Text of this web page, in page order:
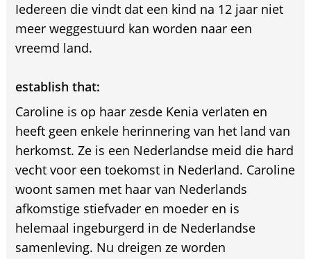
Iedereen die vindt dat een kind na 12 jaar niet
meer weggestuurd kan worden naar een
vreemd land.
establish that:
Caroline is op haar zesde Kenia verlaten en
heeft geen enkele herinnering van het land van
herkomst. Ze is een Nederlandse meid die hard
vecht voor een toekomst in Nederland. Caroline
woont samen met haar van Nederlands
afkomstige stiefvader en moeder en is
helemaal ingeburgerd in de Nederlandse
samenleving. Nu dreigen ze worden